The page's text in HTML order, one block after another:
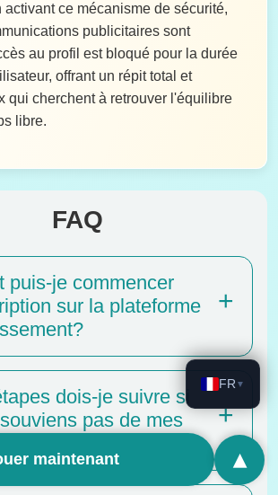
activant ce mécanisme de sécurité,
publicitaires sont
au profil est bloqué pour la durée
offrant un répit total et
qui cherchent à retrouver l'équilibre
libre.
FAQ
puis-je commencer
sur la plateforme
dois-je suivre si
pas de mes
maintenant ▴
FR ▼